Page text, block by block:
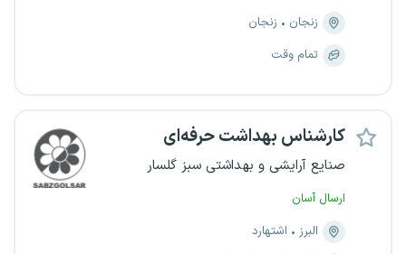
زنجان
زنجان
تمام وقت
کارشناس بهداشت حرفه‌ای
صنایع آرایشی و بهداشتی سبز گلسار
ارسال آسان
البرز
اشتهارد